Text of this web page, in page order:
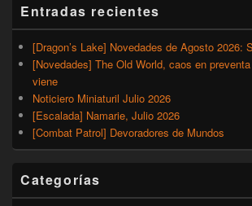
Entradas recientes
[Dragon’s Lake] Novedades de Agosto 2026:
[Novedades] The Old World, caos en
viene
Noticiero Miniaturil Julio 2026
[Escalada] Namarie, Julio 2026
[Combat Patrol] Devoradores de Mundos
Categorías